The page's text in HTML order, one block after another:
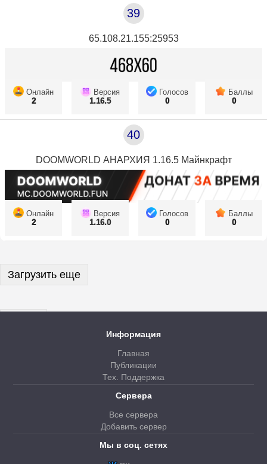
39
65.108.21.155:25953
Онлайн
2
Версия
1.16.5
Голосов
0
Баллы
0
40
DOOMWORLD АНАРХИЯ 1.16.5 Майнкрафт
Онлайн
2
Версия
1.16.0
Голосов
0
Баллы
0
Загрузить еще
Информация
Главная
Публикации
Тех. Поддержка
Сервера
Все сервера
Добавить сервер
Мы в соц. сетях